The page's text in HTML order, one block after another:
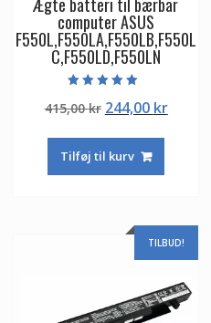
computer ASUS
F550L,F550LA,F550LB,F550L
C,F550LD,F550LN
5.00
ud af 5
415,00kr Den
pris
var:
244,00 krDen
Tilføj til kurv
TILBUD!